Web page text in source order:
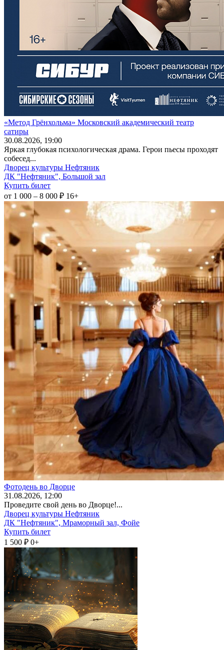
«Метод Грёнхольма» Московский академический театр
сатиры
30.08.2026, 19:00
Яркая глубокая психологическая драма. Герои пьесы проходят
собесед...
Дворец культуры Нефтяник
ДК "Нефтяник", Большой зал
Купить билет
от 1 000 – 8 000 ₽ 16+
Фотодень во Дворце
31 .08.2026, 12:00
Проведите свой день во Дворце!...
Дворец культуры Нефтяник
ДК "Нефтяник", Мраморный зал, Фойе
Купить билет
1 500 ₽ 0+